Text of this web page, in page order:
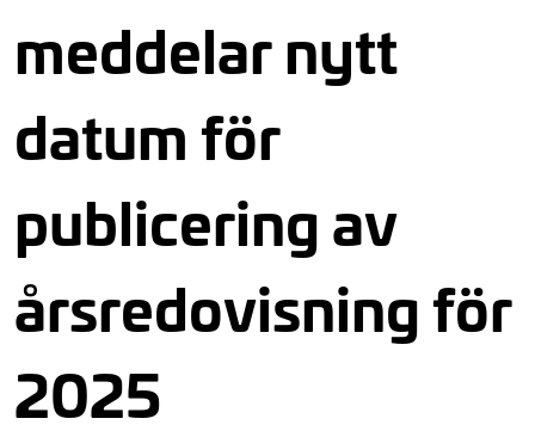
meddelar nytt
datum för
publicering av
årsredovisning för
2025